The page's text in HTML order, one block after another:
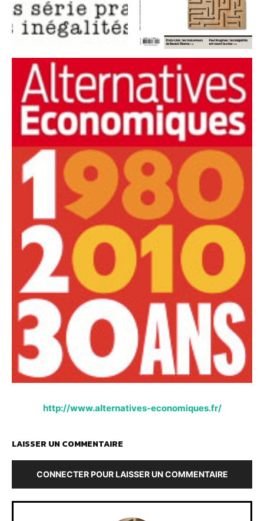
http://www.alternatives-economiques.fr/
LAISSER UN COMMENTAIRE
CONNECTER POUR LAISSER UN COMMENTAIRE